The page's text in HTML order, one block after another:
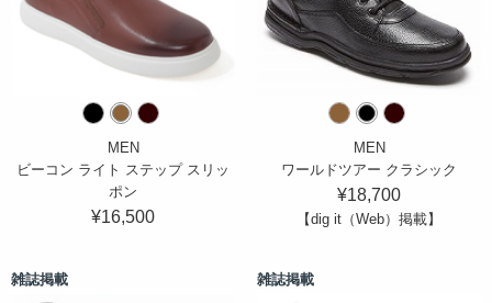
MEN
ビーコン ライト ステップ スリッ
ポン
¥16,500
MEN
ワールドツアー クラシック
¥18,700
【dig it（Web）掲載】
雑誌掲載 雑誌掲載